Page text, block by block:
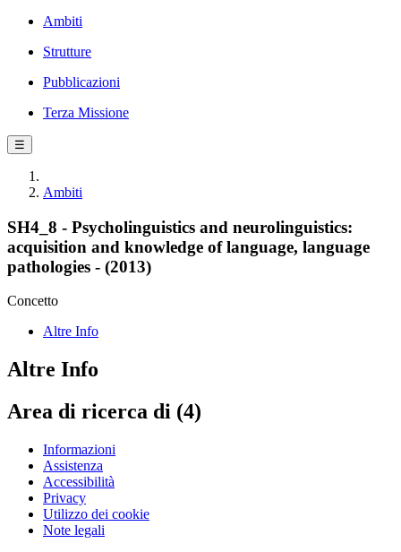
Ambiti
Strutture
Pubblicazioni
Terza Missione
☰
Ambiti
SH4_8 - Psycholinguistics and neurolinguistics:
acquisition and knowledge of language, language
pathologies - (2013)
Concetto
Altre Info
Altre Info
Area di ricerca di (4)
Informazioni
Assistenza
Accessibilità
Privacy
Utilizzo dei cookie
Note legali